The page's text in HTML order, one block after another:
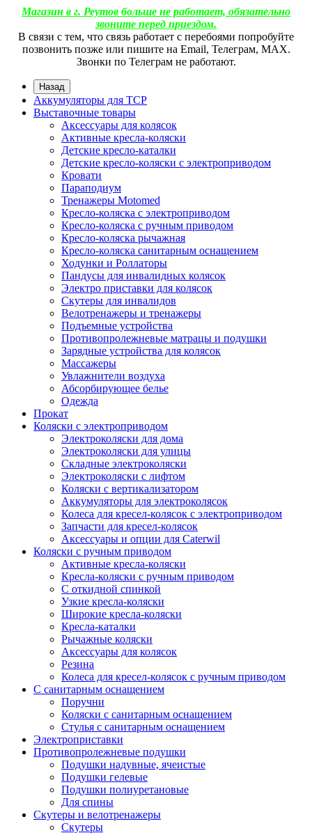
Магазин в г. Реутов больше не работает, обязательно
звоните перед приездом.
В связи с тем, что связь работает с перебоями попробуйте
позвонить позже или пишите на Email, Телеграм, МАХ.
Звонки по Телеграм не работают.
Назад
Аккумуляторы для ТСР
Выставочные товары
Аксессуары для колясок
Активные кресла-коляски
Детские кресло-каталки
Детские кресло-коляски с электроприводом
Кровати
Параподиум
Тренажеры Motomed
Кресло-коляска с электроприводом
Кресло-коляска с ручным приводом
Кресло-коляска рычажная
Кресло-коляска санитарным оснащением
Ходунки и Роллаторы
Пандусы для инвалидных колясок
Электро приставки для колясок
Скутеры для инвалидов
Велотренажеры и тренажеры
Подъемные устройства
Противопролежневые матрацы и подушки
Зарядные устройства для колясок
Массажеры
Увлажнители воздуха
Абсорбирующее белье
Одежда
Прокат
Коляски с электроприводом
Электроколяски для дома
Электроколяски для улицы
Складные электроколяски
Электроколяски с лифтом
Коляски с вертикализатором
Аккумуляторы для электроколясок
Колеса для кресел-колясок с электроприводом
Запчасти для кресел-колясок
Аксессуары и опции для Caterwil
Коляски с ручным приводом
Активные кресла-коляски
Кресла-коляски с ручным приводом
С откидной спинкой
Узкие кресла-коляски
Широкие кресла-коляски
Кресла-каталки
Рычажные коляски
Аксессуары для колясок
Резина
Колеса для кресел-колясок с ручным приводом
С санитарным оснащением
Поручни
Коляски с санитарным оснащением
Стулья с санитарным оснащением
Электроприставки
Противопролежневые подушки
Подушки надувные, ячеистые
Подушки гелевые
Подушки полиуретановые
Для спины
Скутеры и велотренажеры
Скутеры